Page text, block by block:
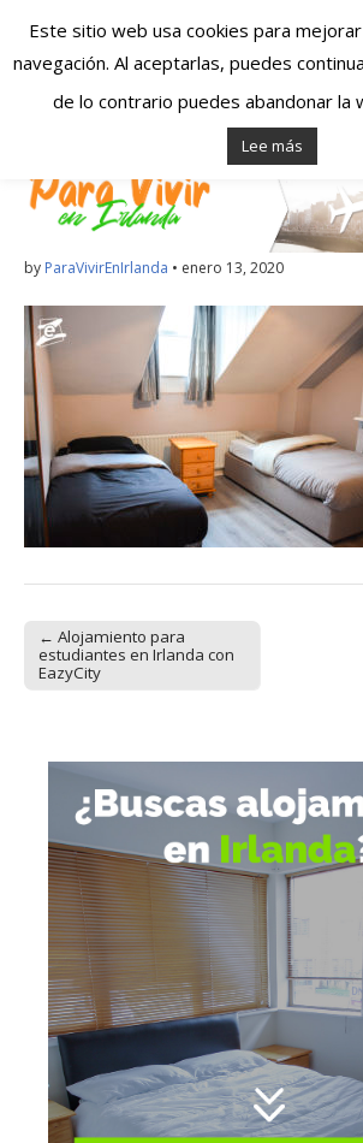
Españoles
Irlanda –
Irlanda –
en Irlanda –
Alojamiento
Irlanda
Blog dedicado a los que viven, estudian
Irlanda!
by ParaVivirEnIrlanda • enero 13, 2020
Post navigation
← Alojamiento para
estudiantes en Irlanda con
EazyCity
Este sitio web usa cookies para
navegación. Al aceptarlas, puedes
de lo contrario puedes abandonar la
Lee más